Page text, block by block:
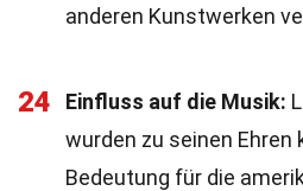
anderen Kunstwerken
24 Einfluss auf die Musik:
wurden zu seinen Ehren
Bedeutung für die